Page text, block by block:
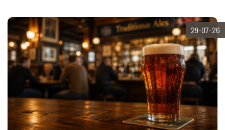
29-07-26